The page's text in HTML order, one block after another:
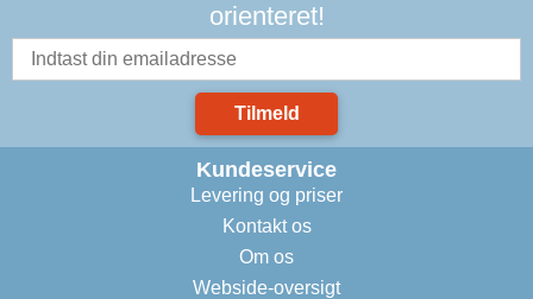
orienteret!
Tilmeld
Kundeservice
Levering og priser
Kontakt os
Om os
Webside-oversigt